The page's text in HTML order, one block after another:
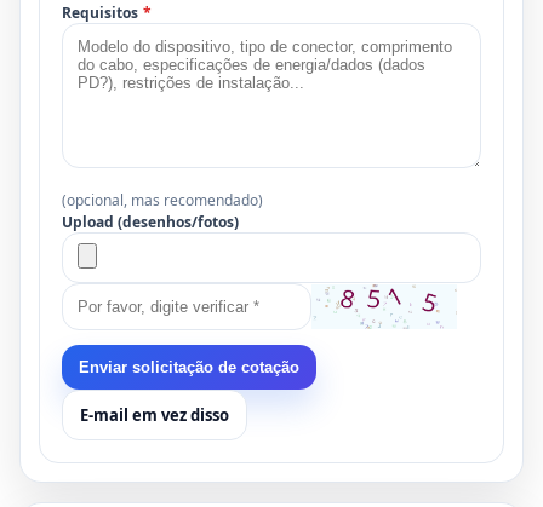
Requisitos *
(opcional, mas recomendado)
Upload (desenhos/fotos)
Enviar solicitação de cotação
E-mail em vez disso